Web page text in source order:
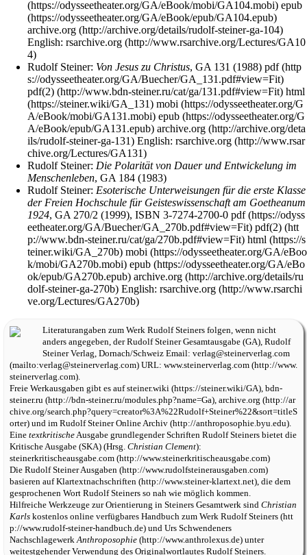
epub
archive.org
English: rsarchive.org
Rudolf Steiner: Von Jesus zu Christus, GA 131 (1988) pdf
pdf(2)
html
mobi
epub
archive.org
English: rsarchive.org
Rudolf Steiner: Die Polarität von Dauer und Entwickelung im
Menschenleben, GA 184 (1983)
Rudolf Steiner: Esoterische Unterweisungen für die erste Klasse
der Freien Hochschule für Geisteswissenschaft am Goetheanum
1924, GA 270/2 (1999), ISBN 3-7274-2700-0 pdf
pdf(2)
html
mobi
epub
archive.org
English: rsarchive.org
Literaturangaben zum Werk Rudolf Steiners folgen, wenn nicht
anders angegeben, derRudolf Steiner Gesamtausgabe (GA), Rudolf
Steiner Verlag, Dornach/Schweiz Email: verlag@steinerverlag.com
URL: www.steinerverlag.com
.
Freie Werkausgaben gibt es aufsteiner.wiki , bdn-
steiner.ru
, archive.org
und im Rudolf Steiner Online Archiv
.
Eine textkritischeAusgabe grundlegender Schriften Rudolf Steiners bietet die
Kritische Ausgabe (SKA) (Hrsg. Christian Clement):
steinerkritischeausgabe.com
Die Rudolf Steiner Ausgaben
basieren aufKlartextnachschriften
, die dem
gesprochenen Wort Rudolf Steiners so nah wie möglich kommen.
Hilfreiche Werkzeuge zur Orientierung in Steiners Gesamtwerk sind Christian
Karls kostenlos online verfügbares Handbuch zum Werk Rudolf Steiners
und Urs Schwendeners
NachschlagewerkAnthroposophie
unter
weitestgehender Verwendung des Originalwortlautes Rudolf Steiners.